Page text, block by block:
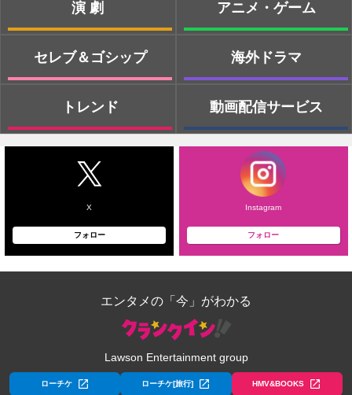
演劇
セレブ＆ゴシップ
トレンド
アニメ・ゲーム
海外ドラマ
動画配信サービス
X
フォロー
Instagram
フォロー
エンタメの「今」がわかる
Lawson Entertainment group
ローチケ ローチケ[旅行] HMV&BOOKS